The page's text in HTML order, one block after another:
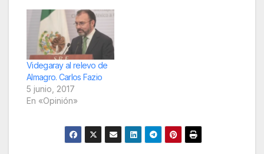
espionaje en territorio
mexicano. Detrás del
lenguaje diplomático
de los mandatarios
israelí y mexicano
podrían estar
encubiertos posibles
acuerdos de
colaboración policial y
Videgaray al relevo de
Almagro. Carlos Fazio
5 junio, 2017
En «Opinión»